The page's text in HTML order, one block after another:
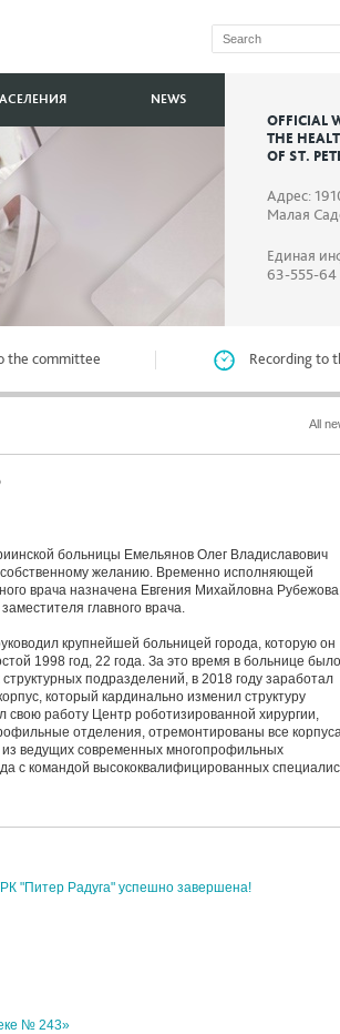
OFFICIAL
THE
OF ST.
Адрес:
Малая
Единая
63-555-64
NEWS
the committee Recording to
All
больницы Емельянов Олег Владиславович
собственному желанию. Временно исполняющей
врача назначена Евгения Михайловна
главного врача.
крупнейшей больницей города, которую он
1998 год, 22 года. За это время в больнице было
подразделений, в 2018 году заработал
который кардинально изменил структуру
свою работу Центр роботизированной хирургии,
отделения, отремонтированы все
из ведущих современных многопрофильных
с командой высококвалифицированных
"Питер Радуга" успешно завершена!
№ 243»